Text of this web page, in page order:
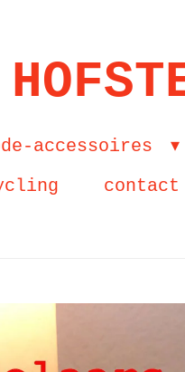
accessoires
contact